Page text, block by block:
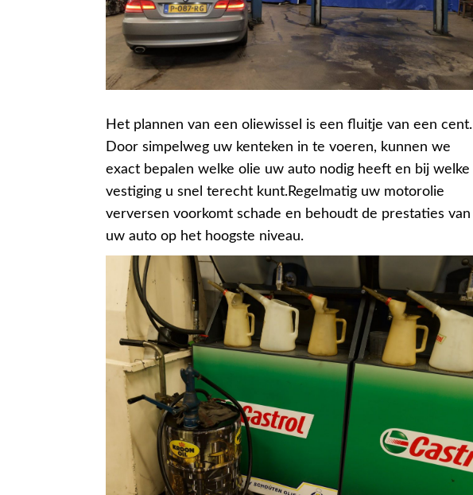
Het plannen van een oliewissel is een fluitje van een cent.
Door simpelweg uw kenteken in te voeren, kunnen we
exact bepalen welke olie uw auto nodig heeft en bij welke
vestiging u snel terecht kunt.Regelmatig uw motorolie
verversen voorkomt schade en behoudt de prestaties van
uw auto op het hoogste niveau.